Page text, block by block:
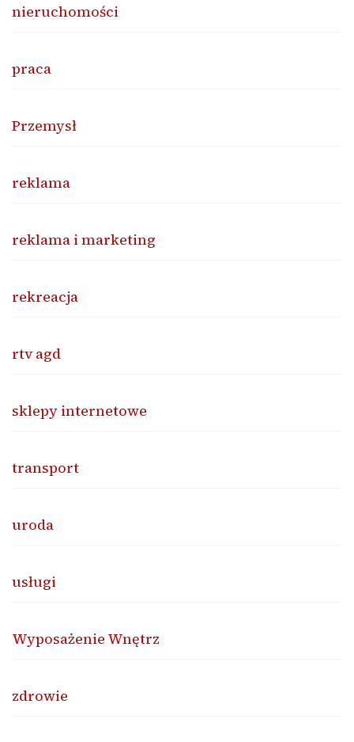
nieruchomości
praca
Przemysł
reklama
reklama i marketing
rekreacja
rtv agd
sklepy internetowe
transport
uroda
usługi
Wyposażenie Wnętrz
zdrowie